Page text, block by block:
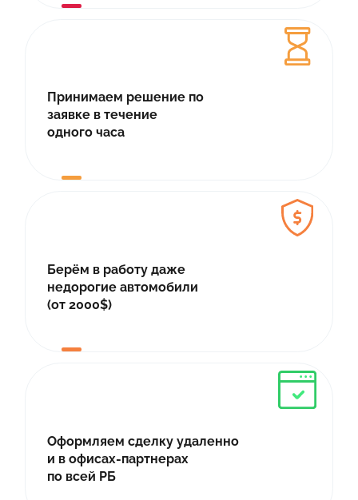
Принимаем решение по
заявке в течение
одного часа
Берём в работу даже
недорогие автомобили
(от 2000$)
Оформляем сделку удаленно
и в офисах-партнерах
по всей РБ